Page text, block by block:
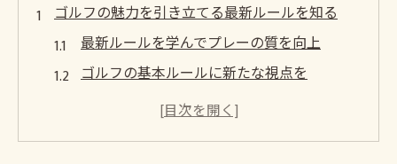
ゴルフの魅力を引き立てる最新ルールを知る
最新ルールを学んでプレーの質を向上
ゴルフの基本ルールに新たな視点を
ゲームの流れを変えるルールの変更点